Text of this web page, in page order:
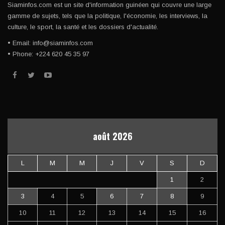
Siaminfos.com est un site d'information guinéen qui couvre une large
gamme de sujets, tels que la politique, l'économie, les interviews, la
culture, le sport, la santé et les dossiers d'actualité.
• Email: info@siaminfos.com
• Phone: +224 620 45 35 97
août 2026
L M M J V S D
1 2
3 4 5 6 7 8 9
10 11 12 13 14 15 16